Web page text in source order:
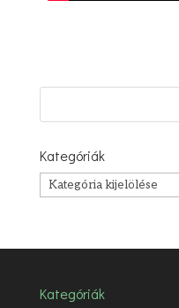
Kategóriák
Kategóriák
Kategóriák